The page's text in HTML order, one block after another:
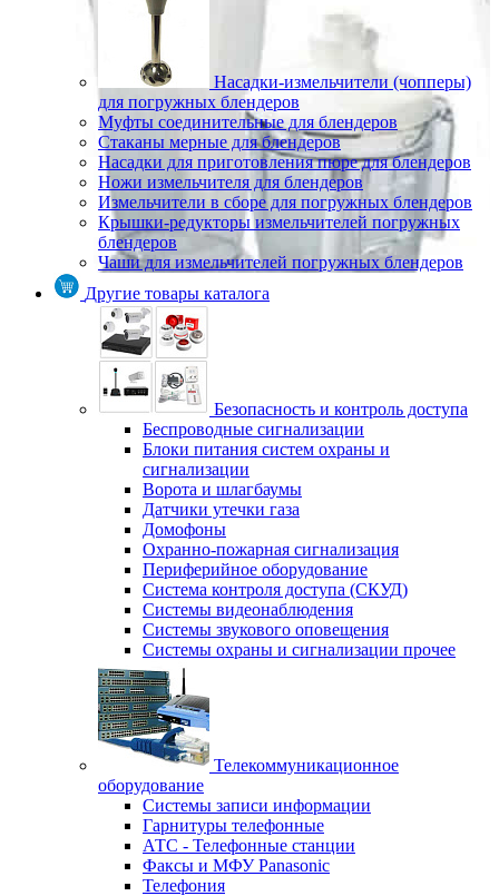
Насадки-измельчители (чопперы)
для погружных блендеров
Муфты соединительные для блендеров
Стаканы мерные для блендеров
Насадки для приготовления пюре для блендеров
Ножи измельчителя для блендеров
Измельчители в сборе для погружных блендеров
Крышки-редукторы измельчителей погружных
блендеров
Чаши для измельчителей погружных блендеров
Другие товары каталога
Безопасность и контроль доступа
Беспроводные сигнализации
Блоки питания систем охраны и
сигнализации
Ворота и шлагбаумы
Датчики утечки газа
Домофоны
Охранно-пожарная сигнализация
Периферийное оборудование
Система контроля доступа (СКУД)
Системы видеонаблюдения
Системы звукового оповещения
Системы охраны и сигнализации прочее
Телекоммуникационное
оборудование
Системы записи информации
Гарнитуры телефонные
АТС - Телефонные станции
Факсы и МФУ Panasonic
Телефония